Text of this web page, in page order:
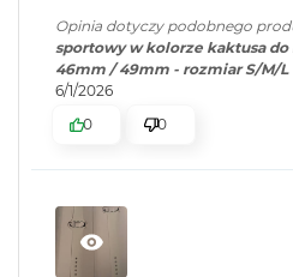
d
ł
u
g
k
o
r
u
Opinia dotyczy podobnego
sportowy w kolorze kaktusa
46mm / 49mm - rozmiar S/M/L
6/1/2026
0
0